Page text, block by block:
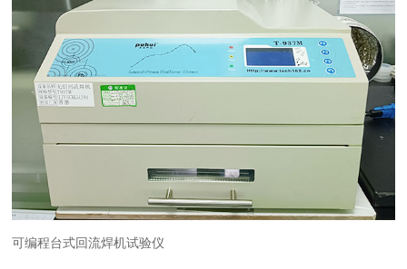
可编程台式回流焊机试验仪